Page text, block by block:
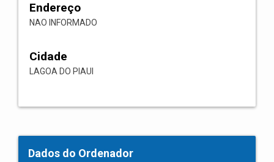
Endereço
NAO INFORMADO
Cidade
LAGOA DO PIAUI
Dados do Ordenador